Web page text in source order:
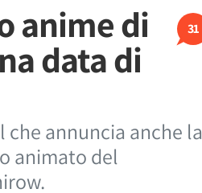
31
anime di
data di
annuncia anche la
animato del